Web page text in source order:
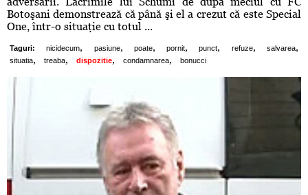
Botoşani demonstrează că până şi el a crezut că este Special
One, într-o situaţie cu totul ...
Taguri: nicidecum, pasiune, poate, pornit, punct, refuze, salvarea,
situatia, treaba, dispozitie, condamnarea, bonucci